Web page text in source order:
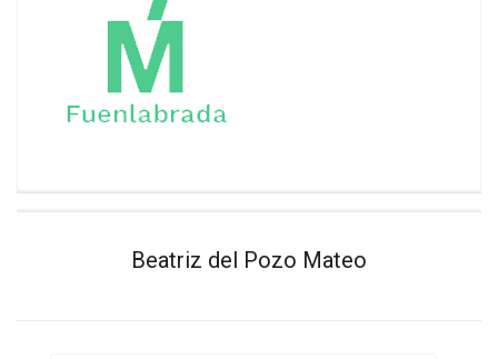
Beatriz del Pozo Mateo